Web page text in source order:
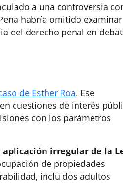
a una controversia
habría omitido examinar
del derecho penal en
de Esther Roa. Ese
cuestiones de interés
con los parámetros
irregular de la
de propiedades
incluidos adultos